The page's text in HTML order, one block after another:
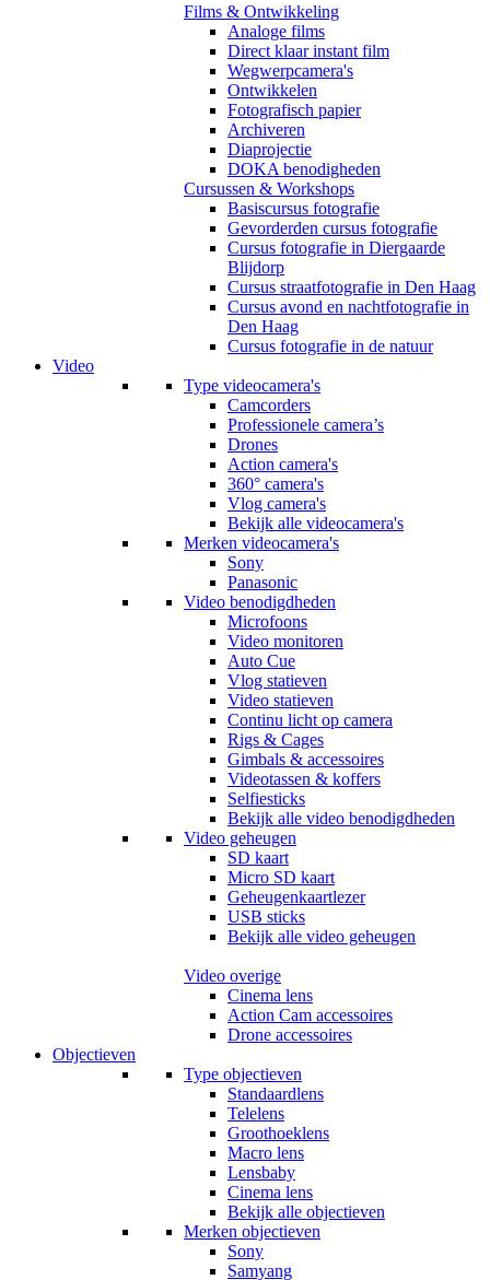
Films & Ontwikkeling
Analoge films
Direct klaar instant film
Wegwerpcamera's
Ontwikkelen
Fotografisch papier
Archiveren
Diaprojectie
DOKA benodigheden
Cursussen & Workshops
Basiscursus fotografie
Gevorderden cursus fotografie
Cursus fotografie in Diergaarde
Blijdorp
Cursus straatfotografie in Den Haag
Cursus avond en nachtfotografie in
Den Haag
Cursus fotografie in de natuur
Video
Type videocamera's
Camcorders
Professionele camera’s
Drones
Action camera's
360° camera's
Vlog camera's
Bekijk alle videocamera's
Merken videocamera's
Sony
Panasonic
Video benodigdheden
Microfoons
Video monitoren
Auto Cue
Vlog statieven
Video statieven
Continu licht op camera
Rigs & Cages
Gimbals & accessoires
Videotassen & koffers
Selfiesticks
Bekijk alle video benodigdheden
Video geheugen
SD kaart
Micro SD kaart
Geheugenkaartlezer
USB sticks
Bekijk alle video geheugen
Video overige
Cinema lens
Action Cam accessoires
Drone accessoires
Objectieven
Type objectieven
Standaardlens
Telelens
Groothoeklens
Macro lens
Lensbaby
Cinema lens
Bekijk alle objectieven
Merken objectieven
Sony
Samyang